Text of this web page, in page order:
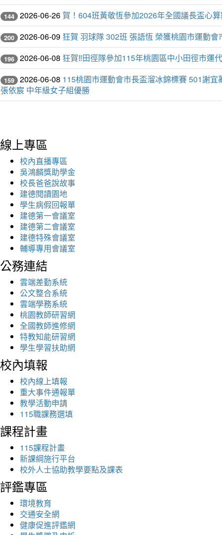
144 2026-06-26賀！604班黃敬恆參加2026年全國議長盃心
200 2026-06-09 狂賀 羽球隊 302班 張語恆 榮獲桃園市運動
196 2026-06-08 狂賀‼️田徑隊參加115年桃園區中小田徑市運
159 2026-06-08 115桃園市運動會市長盃溜冰錦標賽 501謝
張依宸 中年級女子組優勝
線上專區
校內直播專區
吳鴻麟獎助學金
校長爸爸說故事
建德閱讀園地
學生病假回報單
建德第一會議室
建德第二會議室
建德特殊會議室
輔導專用會議室
公務連結
雲端差勤系統
公文整合系統
雲端學務系統
桃園教師研習網
全國教師進修網
特教知能研習網
學生學習扶助網
校內填報
校內線上填報
重大事件通報單
教學活動申請
115職課務選填
課程計畫
115課程計畫
新課綱施行平台
校外人士協助教學要點及課表
評鑑專區
環境教育
交通安全網
健康促進評鑑網